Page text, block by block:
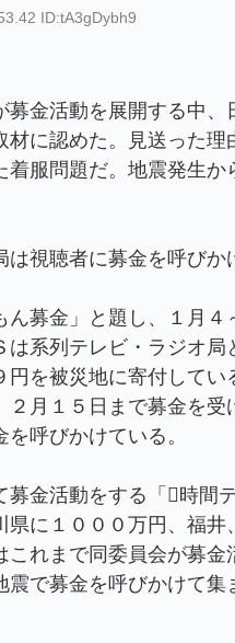
ID:tA3gDybh9
金活動を展開する中、
に認めた。見送った理
服問題だ。地震発生か
視聴者に募金を呼びか
募金」と題し、１月４
系列テレビ・ラジオ局
を被災地に寄付してい
月１５日まで募金を受
呼びかけている。
金活動をする「時間
に１０００万円、福井
れまで同委員会が募金
で募金を呼びかけて集